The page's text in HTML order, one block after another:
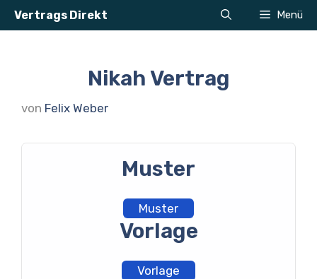
Zum
Vertrags Direkt Menü
Nikah Vertrag
von Felix Weber
Muster
Muster
Vorlage
Vorlage